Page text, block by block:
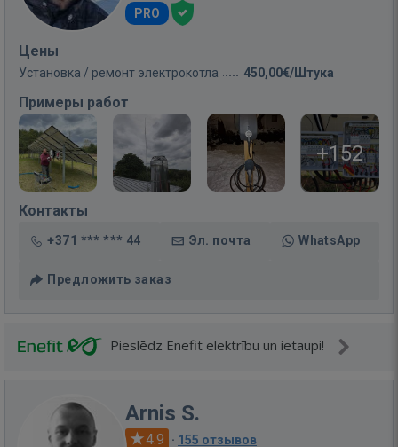
PRO
Цены
Установка / ремонт электрокотла 450,00€/Штука
Примеры работ
+152
Контакты
+371 *** *** 44 Эл. почта WhatsApp
Предложить заказ
Pieslēdz Enefit elektrību un ietaupi!
Arnis S.
4.9 · 155 отзывов